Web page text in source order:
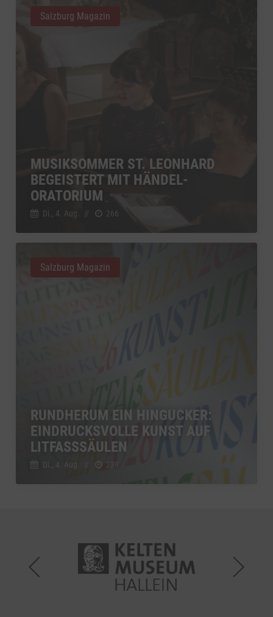
MUSIKSOMMER ST. LEONHARD
BEGEISTERT MIT HÄNDEL-
ORATORIUM
Di., 4. Aug. // 266
Salzburg Magazin
RUNDHERUM EIN HINGUCKER:
EINDRUCKSVOLLE KUNST AUF
LITFASSSÄULEN
Di., 4. Aug. // 239
Salzburg Magazin